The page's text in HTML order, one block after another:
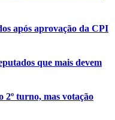
após aprovação da CPI
que mais devem
2º turno, mas votação